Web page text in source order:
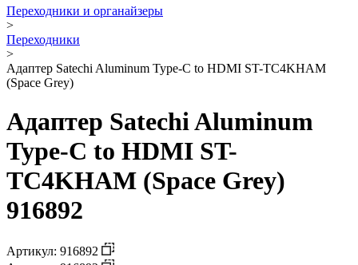
Переходники и органайзеры
>
Переходники
>
Адаптер Satechi Aluminum Type-C to HDMI ST-TC4KHAM
(Space Grey)
Адаптер Satechi Aluminum
Type-C to HDMI ST-
TC4KHAM (Space Grey)
916892
Артикул: 916892